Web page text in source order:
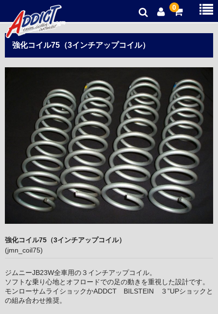
0
オリジナルパーツ
新品パーツ
ご利用ガイド
プライバシーポリシー
強化コイル75（3インチアップコイル）
強化コイル75（3インチアップコイル）
(jmn_coil75)
ジムニーJB23W全車用の３インチアップコイル。
ソフトな乗り心地とオフロードでの足の動きを重視した設計です。
モンローサムライショックかADDCT BILSTEIN ３”UPショックと
の組み合わせ推奨。